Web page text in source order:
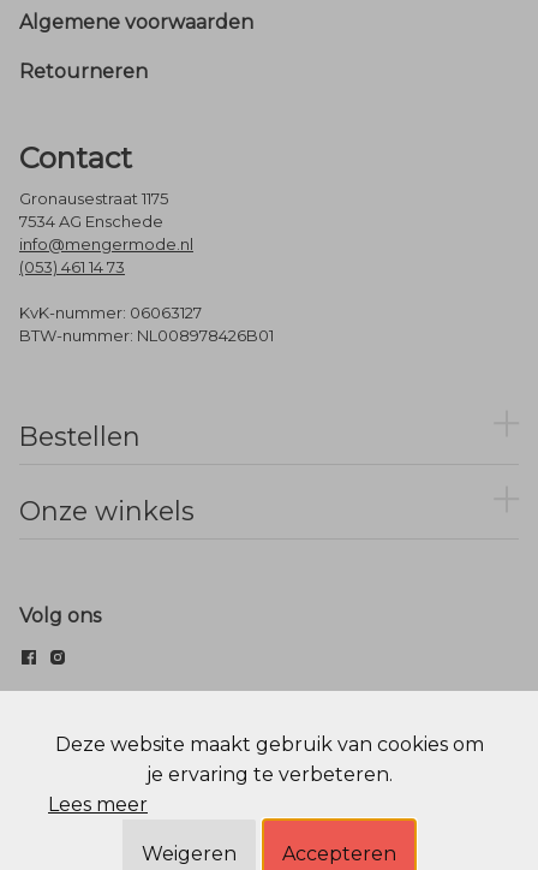
Footer
Algemene voorwaarden
Retourneren
Contact
Gronausestraat 1175
7534 AG Enschede
info@mengermode.nl
(053) 461 14 73
KvK-nummer: 06063127
BTW-nummer: NL008978426B01
Bestellen
Onze winkels
Volg ons
© Menger Mode
Cookie statement Privacy Policy
Deze website maakt gebruik van cookies om
je ervaring te verbeteren.
Lees meer
Weigeren Accepteren